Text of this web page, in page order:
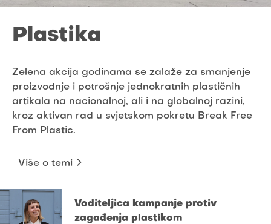
Plastika
Zelena akcija godinama se zalaže za smanjenje
proizvodnje i potrošnje jednokratnih plastičnih
artikala na nacionalnoj, ali i na globalnoj razini,
kroz aktivan rad u svjetskom pokretu Break Free
From Plastic.
Više o temi
Voditeljica kampanje protiv
zagađenja plastikom